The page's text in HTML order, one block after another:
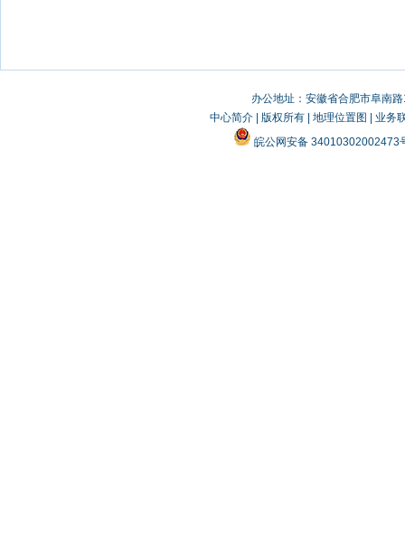
办公地址：安徽省合肥市阜南
中心简介| 版权所有| 地理位置图
业务
皖公网安备 34010302002473